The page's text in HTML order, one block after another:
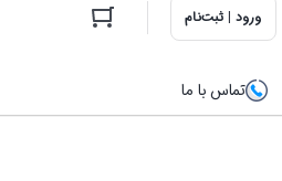
ورود | ثبت‌نام
تماس با ما